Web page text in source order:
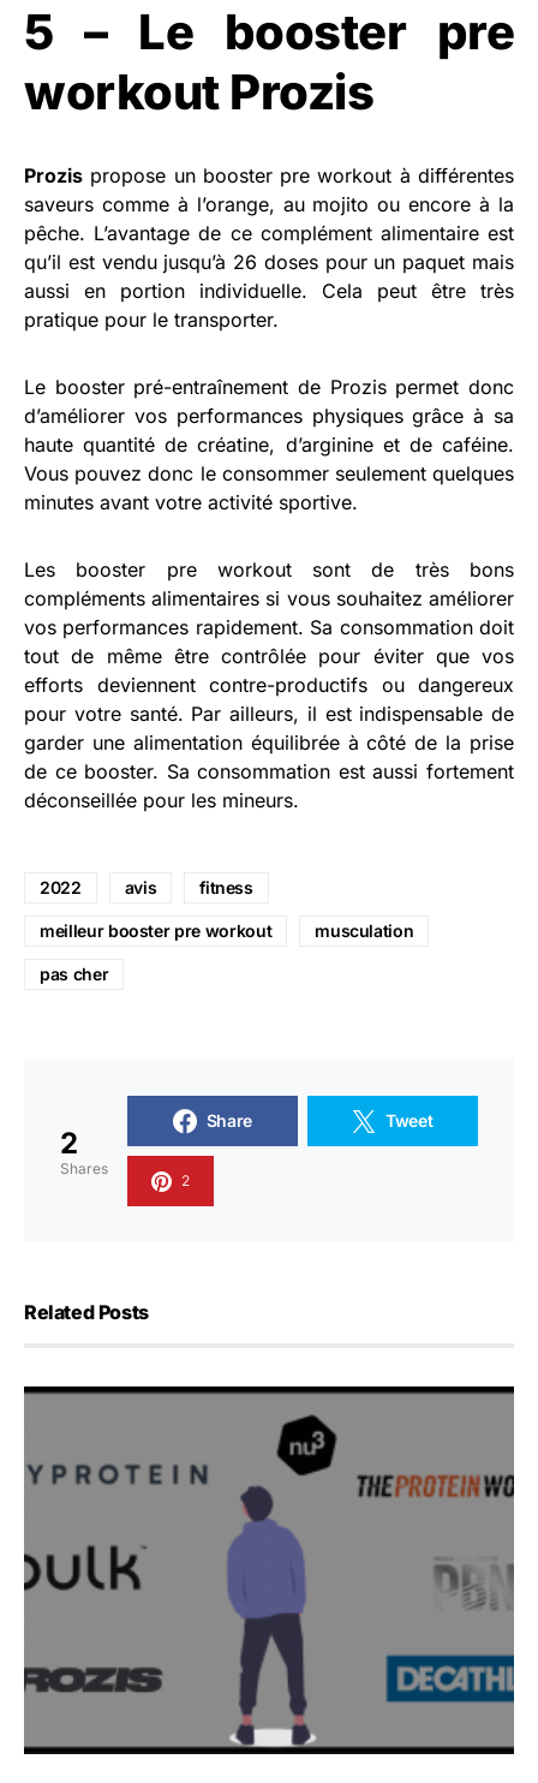
5 – Le booster pre
workout Prozis
Prozis propose un booster pre workout à différentes
saveurs comme à l’orange, au mojito ou encore à la
pêche. L’avantage de ce complément alimentaire est
qu’il est vendu jusqu’à 26 doses pour un paquet mais
aussi en portion individuelle. Cela peut être très
pratique pour le transporter.
Le booster pré-entraînement de Prozis permet donc
d’améliorer vos performances physiques grâce à sa
haute quantité de créatine, d’arginine et de caféine.
Vous pouvez donc le consommer seulement quelques
minutes avant votre activité sportive.
Les booster pre workout sont de très bons
compléments alimentaires si vous souhaitez améliorer
vos performances rapidement. Sa consommation doit
tout de même être contrôlée pour éviter que vos
efforts deviennent contre-productifs ou dangereux
pour votre santé. Par ailleurs, il est indispensable de
garder une alimentation équilibrée à côté de la prise
de ce booster. Sa consommation est aussi fortement
déconseillée pour les mineurs.
2022 avis fitness
meilleur booster pre workout musculation
pas cher
2
Shares
Share Tweet
2
Related Posts